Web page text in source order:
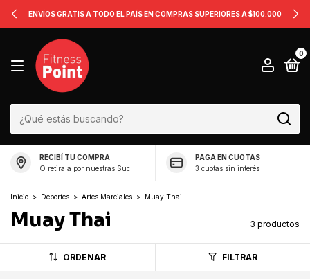
ENVÍOS GRATIS A TODO EL PAÍS EN COMPRAS SUPERIORES A $100.000
0
RECIBÍ TU COMPRA
O retirala por nuestras Suc.
PAGA EN CUOTAS
3 cuotas sin interés
Inicio > Deportes > Artes Marciales > Muay Thai
Muay Thai 3 productos
ORDENAR FILTRAR